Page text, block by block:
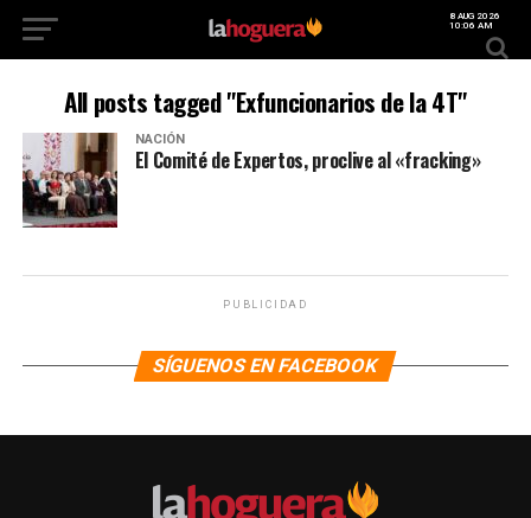
8 AUG 2026
10:06 AM
All posts tagged "Exfuncionarios de la 4T"
NACIÓN
El Comité de Expertos, proclive al «fracking»
PUBLICIDAD
SÍGUENOS EN FACEBOOK